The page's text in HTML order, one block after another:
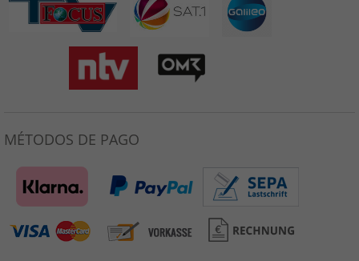
MÉTODOS DE PAGO